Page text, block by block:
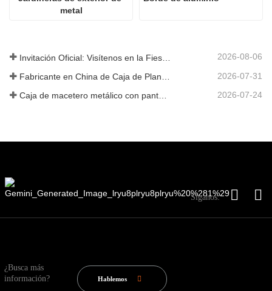
metal
2026-08-06
2026-07-31
2026-07-24
Síganos:
¿Busca más
información?
Hablemos